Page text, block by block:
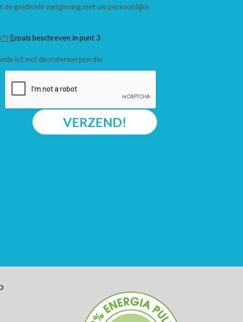
geldende wetgeving met uw persoonlijke
[[zoals beschreven in punt 3
met deonderwerpen die
VERZEND!